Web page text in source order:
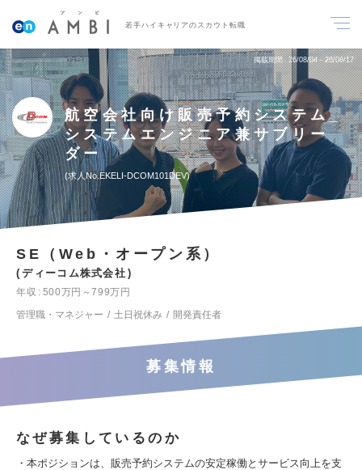
若手ハイキャリアのスカウト転職
掲載期間 26/08/04～26/08/17
航空会社向け販売予約システム_
システムエンジニア兼サブリー
ダー
求人No.EKELI-DCOM101DEV
SE（Web・オープン系）
ディーコム株式会社
年収
500万円～799万円
管理職・マネジャー
土日祝休み 開発責任者
募集情報
なぜ募集しているのか
・本ポジションは、販売予約システムの安定稼働とサービス向上を支